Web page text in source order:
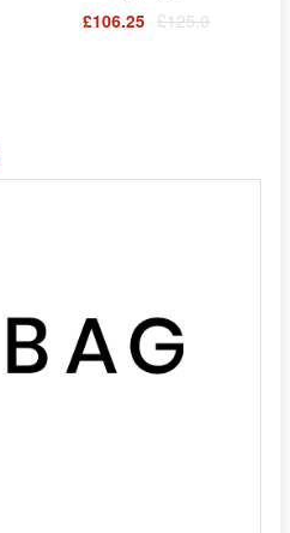
£106.25 £125.0